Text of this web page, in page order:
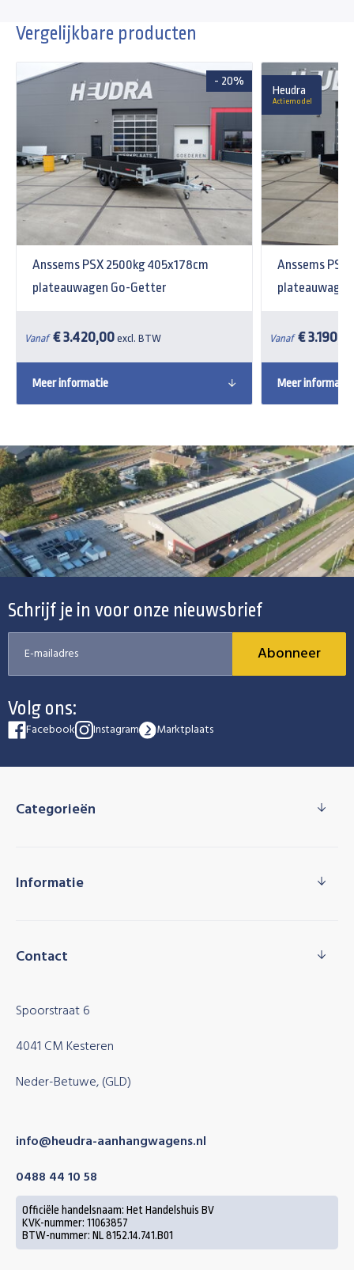
Vergelijkbare producten
- 20%
Anssems PSX 2500kg 405x178cm
plateauwagen Go-Getter
Vanaf € 3.420,00 excl. BTW
Meer informatie
Heudra
Actiemodel
Anssems
Vanaf €
Meer informatie
Schrijf je in voor onze nieuwsbrief
Abonneer
Volg ons:
Facebook Instagram Marktplaats
Categorieën
Informatie
Contact
Spoorstraat 6
4041 CM Kesteren
Neder-Betuwe, (GLD)
info@heudra-aanhangwagens.nl
0488 44 10 58
Officiële handelsnaam: Het Handelshuis BV
KVK-nummer: 11063857
BTW-nummer: NL 8152.14.741.B01